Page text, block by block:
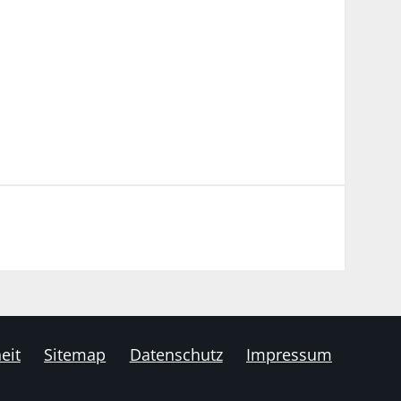
Sitemap Datenschutz Impressum